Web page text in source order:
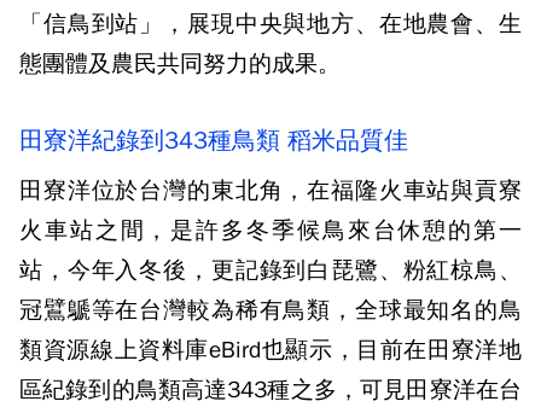
「信鳥到站」，展現中央與地方、在地農會、生
態團體及農民共同努力的成果。
田寮洋紀錄到343種鳥類 稻米品質佳
田寮洋位於台灣的東北角，在福隆火車站與貢寮
火車站之間，是許多冬季候鳥來台休憩的第一
站，今年入冬後，更記錄到白琵鷺、粉紅椋鳥、
冠鷿鷈等在台灣較為稀有鳥類，全球最知名的鳥
類資源線上資料庫eBird也顯示，目前在田寮洋地
區紀錄到的鳥類高達343種之多，可見田寮洋在台